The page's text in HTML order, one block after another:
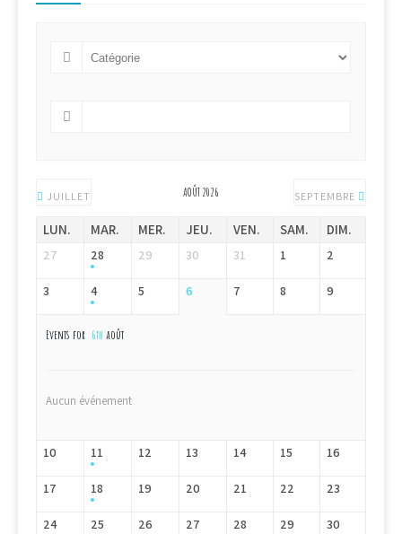
JUILLET AOÛT 2026 SEPTEMBRE
LUN. MAR. MER. JEU. VEN. SAM. DIM.
27 28 29 30 31 1 2
3 4 5 6 7 8 9
Events for 6th août
Aucun événement
10 11 12 13 14 15 16
17 18 19 20 21 22 23
24 25 26 27 28 29 30